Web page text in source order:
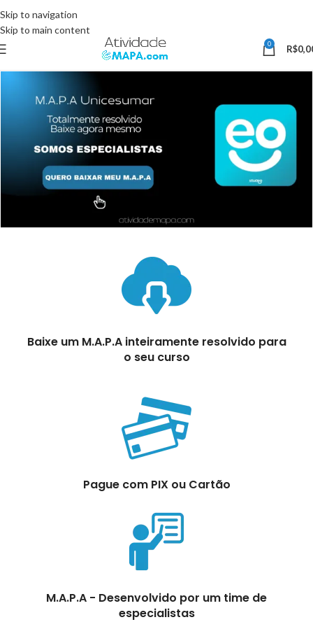
Skip to navigation
Skip to main content
0 R$
Baixe um M.A.P.A inteiramente resolvido para
o seu curso
Pague com PIX ou Cartão
M.A.P.A - Desenvolvido por um time de
especialistas
somente pelo site.